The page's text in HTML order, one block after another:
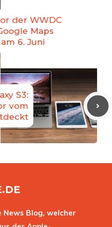
der WWDC
Maps
6. Juni
S3:
vom
Blog, welcher